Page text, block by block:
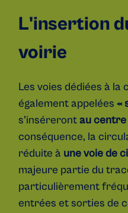
L'insertion
voirie
Les voies dédiées à la
également appelées «
s’insérerontau centre
conséquence, la
réduite à une voie de
majeure partie du
particulièrement
entrées et sorties de